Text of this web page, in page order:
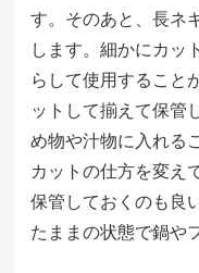
す。そのあと、長ネ
します。細かにカッ
らして使用すること
ットして揃えて保管
め物や汁物に入れる
カットの仕方を変え
保管しておくのも良
たままの状態で鍋や